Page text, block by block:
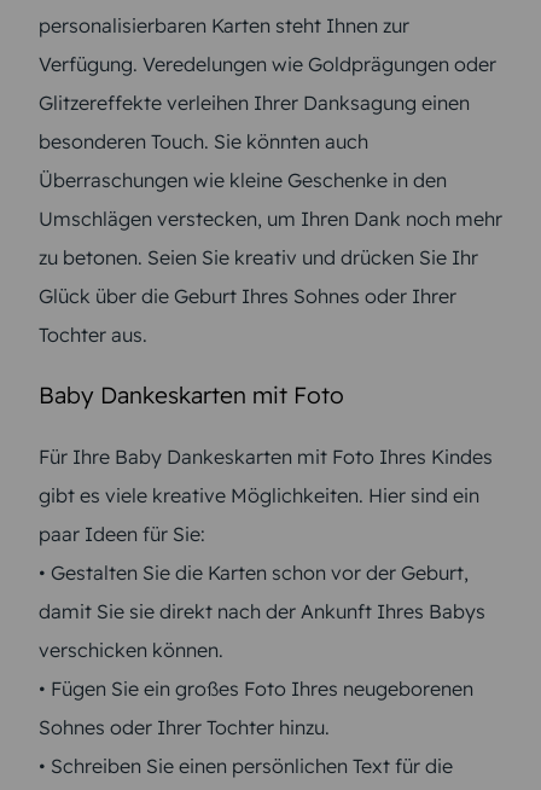
personalisierbaren Karten steht Ihnen zur
Verfügung. Veredelungen wie Goldprägungen oder
Glitzereffekte verleihen Ihrer Danksagung einen
besonderen Touch. Sie könnten auch
Überraschungen wie kleine Geschenke in den
Umschlägen verstecken, um Ihren Dank noch mehr
zu betonen. Seien Sie kreativ und drücken Sie Ihr
Glück über die Geburt Ihres Sohnes oder Ihrer
Tochter aus.
Baby Dankeskarten mit Foto
Für Ihre Baby Dankeskarten mit Foto Ihres Kindes
gibt es viele kreative Möglichkeiten. Hier sind ein
paar Ideen für Sie:
• Gestalten Sie die Karten schon vor der Geburt,
damit Sie sie direkt nach der Ankunft Ihres Babys
verschicken können.
• Fügen Sie ein großes Foto Ihres neugeborenen
Sohnes oder Ihrer Tochter hinzu.
• Schreiben Sie einen persönlichen Text für die